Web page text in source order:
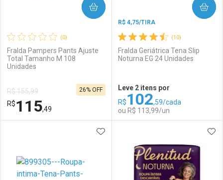
Comprar sem Desconto
Por R$ 146,90/cada
Comprar sem Desconto
Por R$ 146,90/cada
Comprar sem Desconto
Por R$ 119,53/cada
Comprar sem Desconto
Por R$ 119,53/cada
(0)
Fralda Pampers Pants Ajuste
Total Tamanho M 108
Unidades
R$ 155,99
R$115,49
26% OFF
COMPRAR
Laboratório
Por Menos
(10)
R$ 4,75/TIRA
Fralda Geriátrica Tena Slip
Noturna EG 24 Unidades
Leve 2 itens por
R$102,59/cada
ou R$ 113,99/un
COMPRAR
Laboratório
Por Menos
ADICIONAR AOS FAVORITOS